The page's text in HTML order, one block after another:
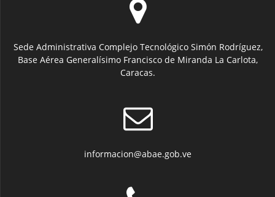
Sede Administrativa Complejo Tecnológico Simón Rodríguez,
Base Aérea Generalísimo Francisco de Miranda La Carlota,
Caracas.
informacion@abae.gob.ve